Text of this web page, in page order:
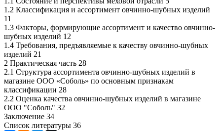
1.2 Классификация и ассортимент овчинно-шубных изделий
11
1.3 Факторы, формирующие ассортимент и качество овчинно-
шубных изделий 12
1.4 Требования, предъявляемые к качеству овчинно-шубных
изделий 21
2 Практическая часть 28
2.1 Структура ассортимента овчинно-шубных изделий в
магазине ООО «Соболь» по основным признакам
классификации 28
2.2 Оценка качества овчинно-шубных изделий в магазине
ООО "Соболь" 32
Заключение 34
Список литературы 36